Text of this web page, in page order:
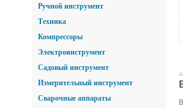
Ручной инструмент
Техника
Компрессоры
Электроинструмент
Садовый инструмент
Измерительный инструмент
Сварочные аппараты